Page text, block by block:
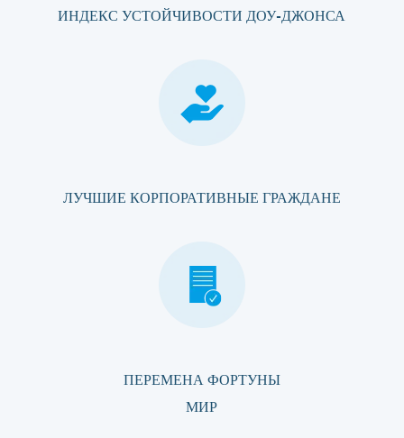
ИНДЕКС УСТОЙЧИВОСТИ ДОУ-ДЖОНСА
ЛУЧШИЕ КОРПОРАТИВНЫЕ ГРАЖДАНЕ
ПЕРЕМЕНА ФОРТУНЫ
МИР